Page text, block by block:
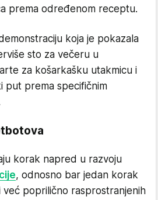
prema određenom receptu.
koja je pokazala
sto za večeru u
za košarkašku utakmicu i
put prema specifičnim
korak napred u razvoju
, odnosno bar jedan korak
već poprilično rasprostranjenih